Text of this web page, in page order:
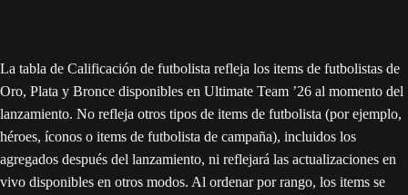
La tabla de Calificación de futbolista refleja los items de futbolistas de
Oro, Plata y Bronce disponibles en Ultimate Team ’26 al momento del
lanzamiento. No refleja otros tipos de items de futbolista (por ejemplo,
héroes, íconos o items de futbolista de campaña), incluidos los
agregados después del lanzamiento, ni reflejará las actualizaciones en
vivo disponibles en otros modos. Al ordenar por rango, los items se